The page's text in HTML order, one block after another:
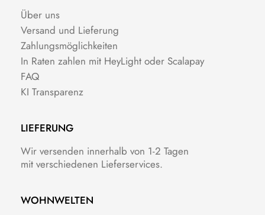
Über uns
Versand und Lieferung
Zahlungsmöglichkeiten
In Raten zahlen mit HeyLight oder Scalapay
FAQ
KI Transparenz
LIEFERUNG
Wir versenden innerhalb von 1-2 Tagen
mit verschiedenen Lieferservices.
WOHNWELTEN